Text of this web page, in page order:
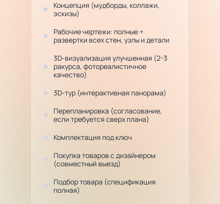
Концепция (мудборды, коллажи,
эскизы)
Рабочие чертежи: полные +
развертки всех стен, узлы и детали
3D-визуализация улучшенная (2-3
ракурса, фотореалистичное
качество)
3D-тур (интерактивная панорама)
Перепланировка (согласование,
если требуется сверх плана)
Комплектация под ключ
Покупка товаров с дизайнером
(совместный выезд)
Подбор товара (спецификация
полная)